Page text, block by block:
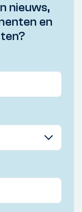
nieuws,
en